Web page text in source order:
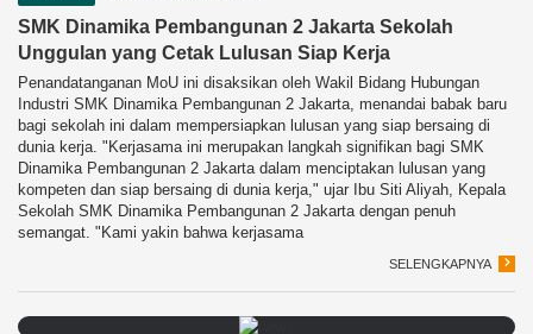
SMK Dinamika Pembangunan 2 Jakarta Sekolah
Unggulan yang Cetak Lulusan Siap Kerja
Penandatanganan MoU ini disaksikan oleh Wakil Bidang Hubungan
Industri SMK Dinamika Pembangunan 2 Jakarta, menandai babak baru
bagi sekolah ini dalam mempersiapkan lulusan yang siap bersaing di
dunia kerja. "Kerjasama ini merupakan langkah signifikan bagi SMK
Dinamika Pembangunan 2 Jakarta dalam menciptakan lulusan yang
kompeten dan siap bersaing di dunia kerja," ujar Ibu Siti Aliyah, Kepala
Sekolah SMK Dinamika Pembangunan 2 Jakarta dengan penuh
semangat. "Kami yakin bahwa kerjasama
SELENGKAPNYA